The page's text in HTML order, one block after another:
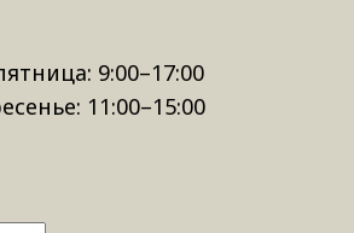
9:00–17:00
11:00–15:00